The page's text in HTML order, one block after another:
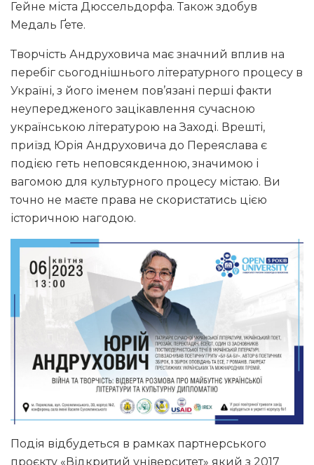
Гейне міста Дюссельдорфа. Також здобув
Медаль Ґете.
Творчість Андруховича має значний вплив на
перебіг сьогоднішнього літературного процесу в
Україні, з його іменем пов’язані перші факти
неупередженого зацікавлення сучасною
українською літературою на Заході. Врешті,
приїзд Юрія Андруховича до Переяслава є
подією геть неповсякденною, значимою і
вагомою для культурного процесу містаю. Ви
точно не маєте права не скористатись цією
історичною нагодою.
Подія відбудеться в рамках партнерського
проєкту «Відкритий університет» який з 2017